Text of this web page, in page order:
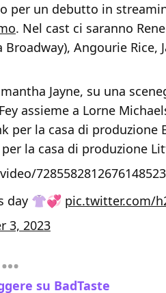
per un debutto in
. Nel cast ci saranno
Angourie Rice,
Jayne, su una
assieme a Lorne
per la casa di produzione
la casa di produzione
7285582812676148523
day 👚💞 pic.twitter.com/
3, 2023
su BadTaste